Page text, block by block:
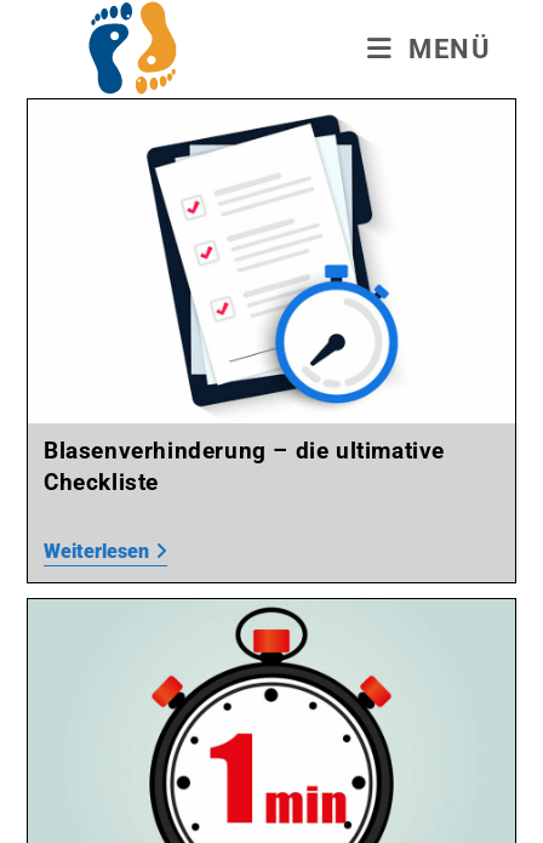
MENÜ
Blasenverhinderung – die ultimative
Checkliste
Weiterlesen